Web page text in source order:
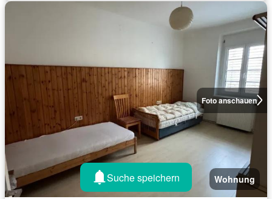
Foto anschauen
Wohnung
Suche speichern